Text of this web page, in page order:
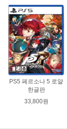
PS5 페르소나 5 로얄
한글판
33,800원